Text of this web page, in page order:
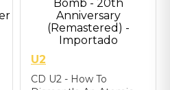
U2
CD U2 - How To